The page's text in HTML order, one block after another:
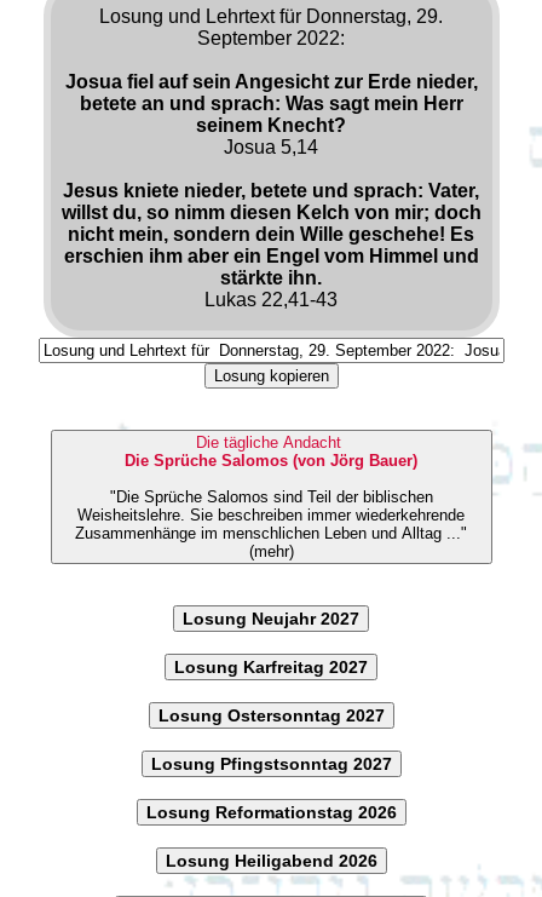
Losung und Lehrtext für Donnerstag, 29.
September 2022:
Josua fiel auf sein Angesicht zur Erde nieder,
betete an und sprach: Was sagt mein Herr
seinem Knecht?
Josua 5,14
Jesus kniete nieder, betete und sprach: Vater,
willst du, so nimm diesen Kelch von mir; doch
nicht mein, sondern dein Wille geschehe! Es
erschien ihm aber ein Engel vom Himmel und
stärkte ihn.
Lukas 22,41-43
Losung kopieren
Die tägliche Andacht
Die Sprüche Salomos (von Jörg Bauer)
"Die Sprüche Salomos sind Teil der biblischen
Weisheitslehre. Sie beschreiben immer wiederkehrende
Zusammenhänge im menschlichen Leben und Alltag ..."
(mehr)
Losung Neujahr 2027
Losung Karfreitag 2027
Losung Ostersonntag 2027
Losung Pfingstsonntag 2027
Losung Reformationstag 2026
Losung Heiligabend 2026